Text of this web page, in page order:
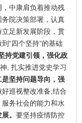
中康肩负着推动残
院决策部署，认真
足新发展阶段，贯
“四个坚持”的基础
持党建引领，强化政
, 扎实推进党史学习
是坚持问题导向，强
巡视整改准备;结合
务社会的能力和水
展。要坚持疫情防控